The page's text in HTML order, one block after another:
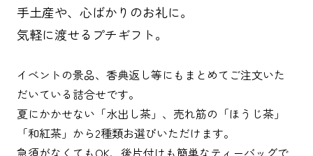
手土産や、心ばかりのお礼に。
気軽に渡せるプチギフト。
イベントの景品、香典返し等にもまとめてご注文いた
だいている詰合せです。
夏にかかせない「水出し茶」、売れ筋の「ほうじ茶」
「和紅茶」から2種類お選びいただけます。
急須がなくてもOK、後片付けも簡単なティーバッグで